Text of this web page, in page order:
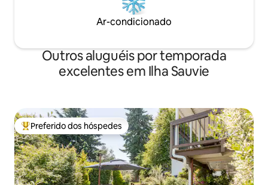
Ar-condicionado
Outros aluguéis por temporada
excelentes em Ilha Sauvie
Entre os melhores preferidos dos hóspedes
Preferido dos hóspedes